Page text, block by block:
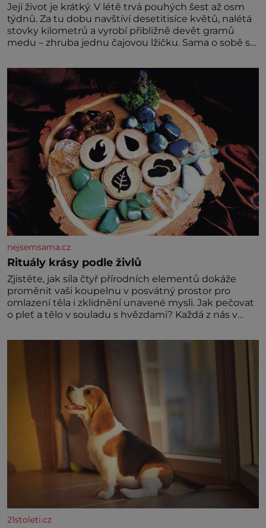
Její život je krátký. V létě trvá pouhých šest až osm
týdnů. Za tu dobu navštíví desetitisíce květů, nalétá
stovky kilometrů a vyrobí přibližně devět gramů
medu – zhruba jednu čajovou lžičku. Sama o sobě se
dalšími desítkami tisíc příslušnic svého včelstva,
vznikne jeden z nejdokonalejších organismů
nejsemsama.cz
Rituály krásy podle živlů
Zjistěte, jak síla čtyř přírodních elementů dokáže
proměnit vaši koupelnu v posvátný prostor pro
omlazení těla i zklidnění unavené mysli. Jak pečovat
o pleť a tělo v souladu s hvězdami? Každá z nás v
naší povaze, ale i v potřebách naší pokožky. Ohnivá
znamení Ženy narozené ve znamení Berana, Lva a
Střelce v sobě nesou žár, odvahu a neutuchající elán.
21stoleti.cz